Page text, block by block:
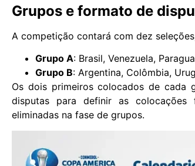
Grupos e formato de
A competição contará com dez
Grupo A: Brasil, Venezuela,
Grupo B: Argentina, Colômbia,
Os dois primeiros colocados de cada
disputas para definir as
eliminadas na fase de grupos.